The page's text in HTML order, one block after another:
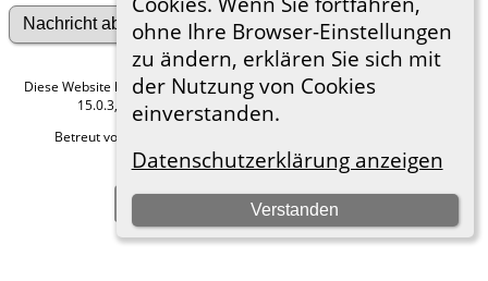
ohne Ihre Browser-Einstellungen
zu ändern, erklären Sie sich mit
der Nutzung von Cookies
einverstanden.
Datenschutzerklärung anzeigen
Verstanden
Diese Website läuft mit The Next Generation of Genealogy Sitebuilding
15.0.3, programmiert von Darrin Lythgoe © 2001-2026.
Betreut von
Hier geht es zum Impressum
Zur Desktop-Webseite wechseln